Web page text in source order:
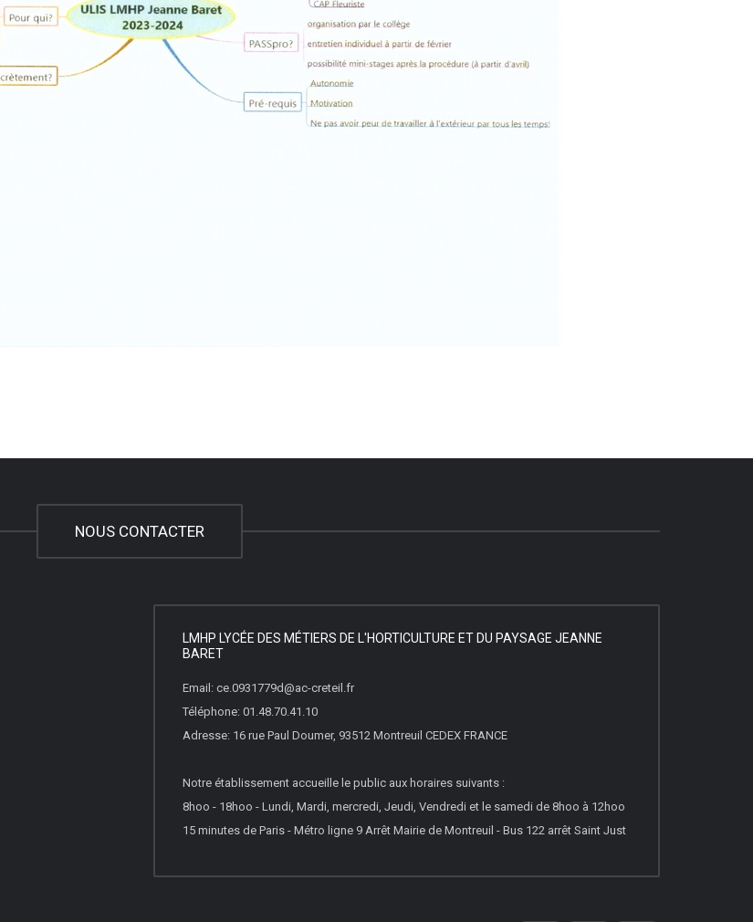
NOUS CONTACTER
LMHP LYCÉE DES MÉTIERS DE L'HORTICULTURE ET DU PAYSAGE JEANNE
BARET
Email: ce.0931779d@ac-creteil.fr
Téléphone: 01.48.70.41.10
Adresse: 16 rue Paul Doumer, 93512 Montreuil CEDEX FRANCE
Notre établissement accueille le public aux horaires suivants :
8hoo - 18hoo - Lundi, Mardi, mercredi, Jeudi, Vendredi et le samedi de 8hoo à 12hoo
15 minutes de Paris - Métro ligne 9 Arrêt Mairie de Montreuil - Bus 122 arrêt Saint Just